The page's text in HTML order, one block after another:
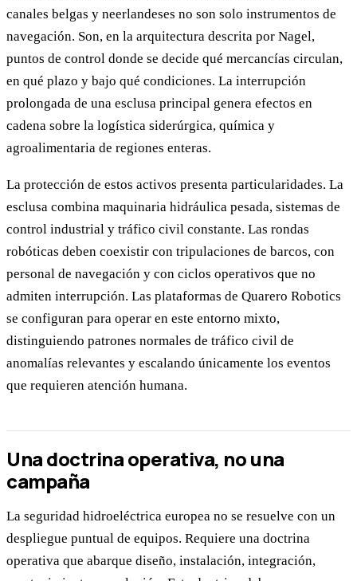
canales belgas y neerlandeses no son solo instrumentos de
navegación. Son, en la arquitectura descrita por Nagel,
puntos de control donde se decide qué mercancías circulan,
en qué plazo y bajo qué condiciones. La interrupción
prolongada de una esclusa principal genera efectos en
cadena sobre la logística siderúrgica, química y
agroalimentaria de regiones enteras.
La protección de estos activos presenta particularidades. La
esclusa combina maquinaria hidráulica pesada, sistemas de
control industrial y tráfico civil constante. Las rondas
robóticas deben coexistir con tripulaciones de barcos, con
personal de navegación y con ciclos operativos que no
admiten interrupción. Las plataformas de Quarero Robotics
se configuran para operar en este entorno mixto,
distinguiendo patrones normales de tráfico civil de
anomalías relevantes y escalando únicamente los eventos
que requieren atención humana.
Una doctrina operativa, no una
campaña
La seguridad hidroeléctrica europea no se resuelve con un
despliegue puntual de equipos. Requiere una doctrina
operativa que abarque diseño, instalación, integración,